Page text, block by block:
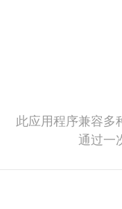
此应用程序兼容多
通过一